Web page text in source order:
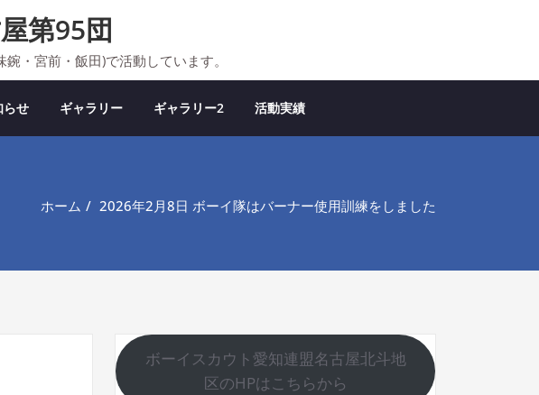
第95団
・宮前・飯田)で活動しています。
らせ ギャラリー ギャラリー2 活動実績
ホーム 2026年2月8日 ボーイ隊はバーナー使用訓練をしました
ボーイスカウト愛知連盟名古屋北斗地
区のHPはこちらから